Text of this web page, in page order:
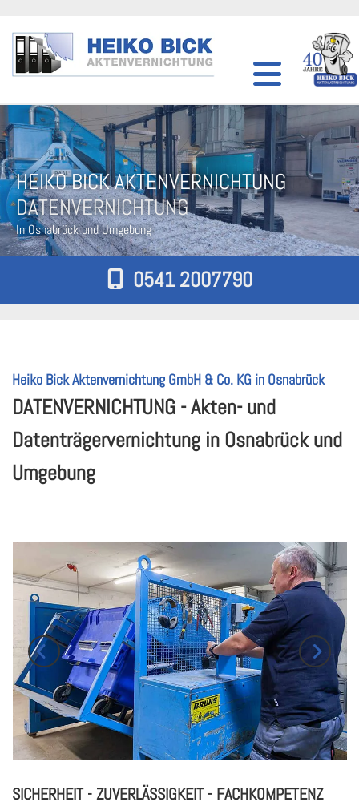
HEIKO BICK AKTENVERNICHTUNG
DATENVERNICHTUNG
In Osnabrück und Umgebung
 0541 2007790
Heiko Bick Aktenvernichtung GmbH & Co. KG in Osnabrück
DATENVERNICHTUNG - Akten- und
Datenträgervernichtung in Osnabrück und
Umgebung
SICHERHEIT - ZUVERLÄSSIGKEIT - FACHKOMPETENZ